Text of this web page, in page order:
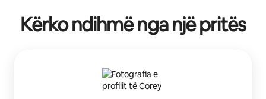
Kërko ndihmë nga një pritës